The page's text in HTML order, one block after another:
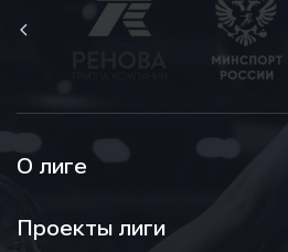
О лиге
Проекты лиги